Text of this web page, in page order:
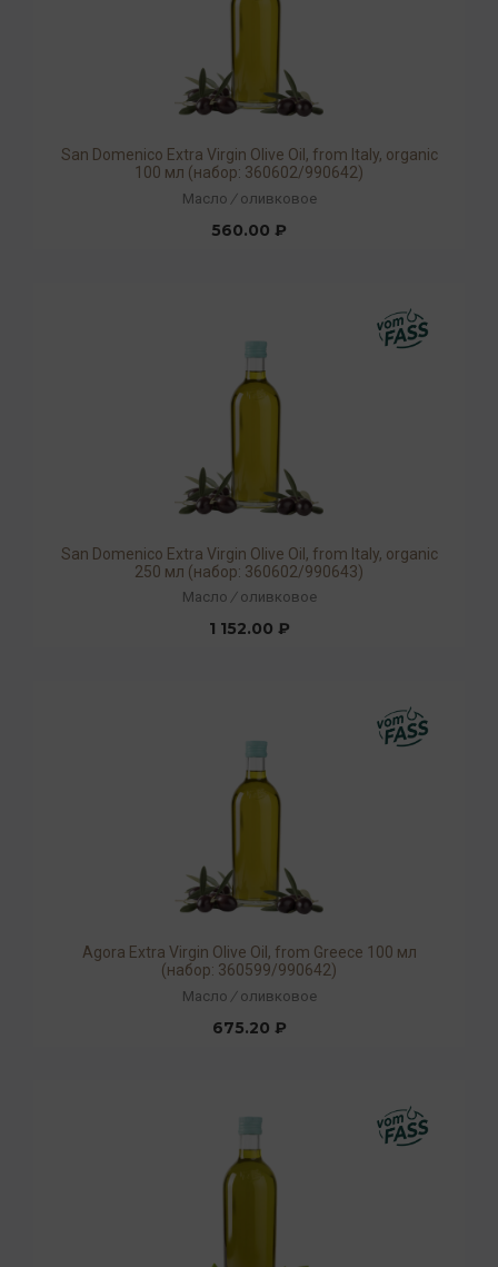
San Domenico Extra Virgin Olive Oil, from Italy, organic
100 мл (набор: 360602/990642)
Масло / оливковое
560.00 ₽
San Domenico Extra Virgin Olive Oil, from Italy, organic
250 мл (набор: 360602/990643)
Масло / оливковое
1 152.00 ₽
Agora Extra Virgin Olive Oil, from Greece 100 мл
(набор: 360599/990642)
Масло / оливковое
675.20 ₽